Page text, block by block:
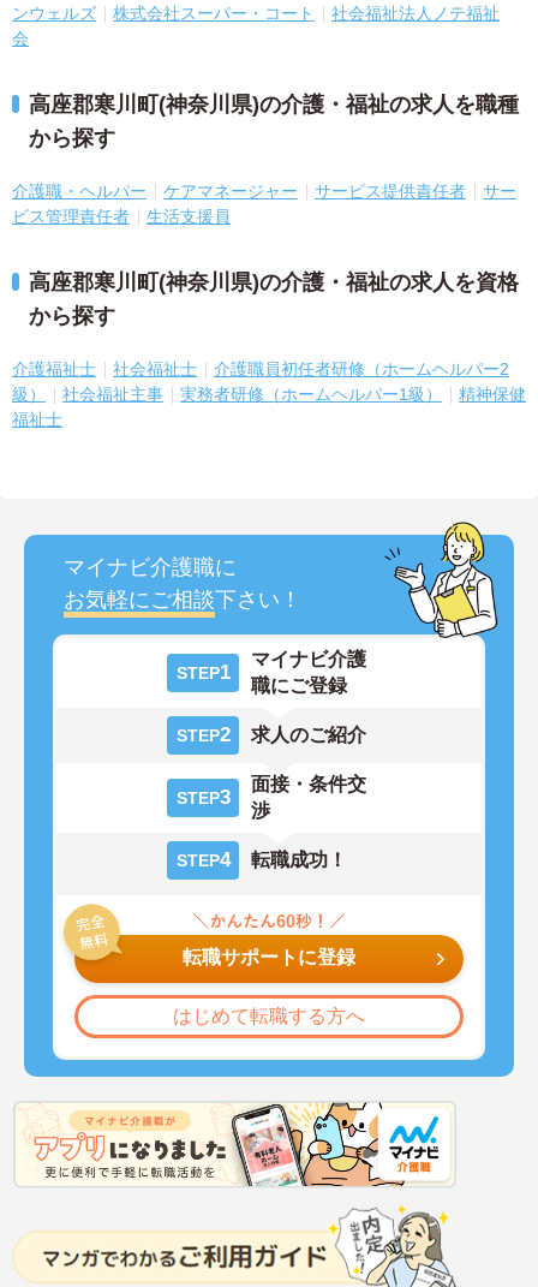
ンウェルズ
株式会社スーパー・コート
社会福祉法人ノテ福祉
会
高座郡寒川町(神奈川県)の介護・福祉の求人を職種
から探す
介護職・ヘルパー ケアマネージャー サービス提供責任者
サー
ビス管理責任者
生活支援員
高座郡寒川町(神奈川県)の介護・福祉の求人を資格
から探す
介護福祉士 社会福祉士
介護職員初任者研修（ホームヘルパー2
級）
社会福祉主事 実務者研修（ホームヘルパー1級）
精神保健
福祉士
マイナビ介護職に
お気軽にご相談下さい！
STEP1
マイナビ介護
職にご登録
STEP2 求人のご紹介
STEP3
面接・条件交
渉
STEP4 転職成功！
転職サポートに登録
はじめて転職する方へ